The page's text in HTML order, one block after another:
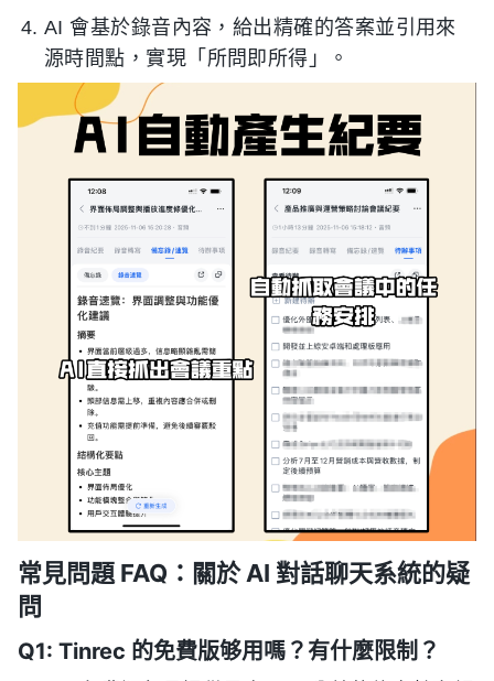
AI 會基於錄音內容，給出精確的答案並引用來
源時間點，實現「所問即所得」。
常見問題 FAQ：關於 AI 對話聊天系統的疑
問
Q1: Tinrec 的免費版够用嗎？有什麼限制？